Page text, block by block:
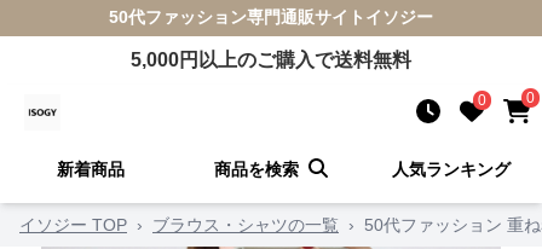
50代ファッション専門通販サイト イソジー
5,000円以上のご購入で送料無料
0 0
新着商品 商品を検索 人気ランキング
イソジー TOP › ブラウス・シャツの一覧 › 50代ファッション 重